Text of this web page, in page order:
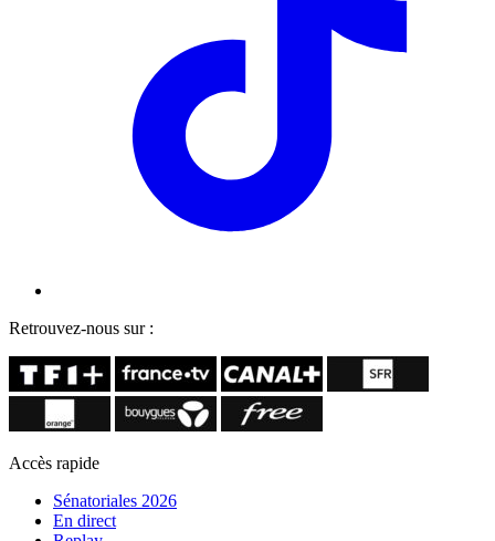
Retrouvez-nous sur :
Accès rapide
Sénatoriales 2026
En direct